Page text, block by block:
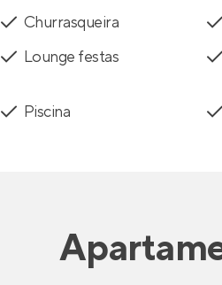
Churrasqueira
Lounge festas
Piscina